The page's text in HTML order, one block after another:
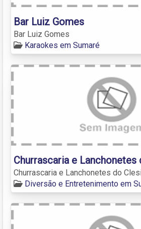
Bar Luiz Gomes
Bar Luiz Gomes
Karaokes em Sumaré
Churrascaria e Lanchonetes
Churrascaria e Lanchonetes do
Diversão e Entretenimento em